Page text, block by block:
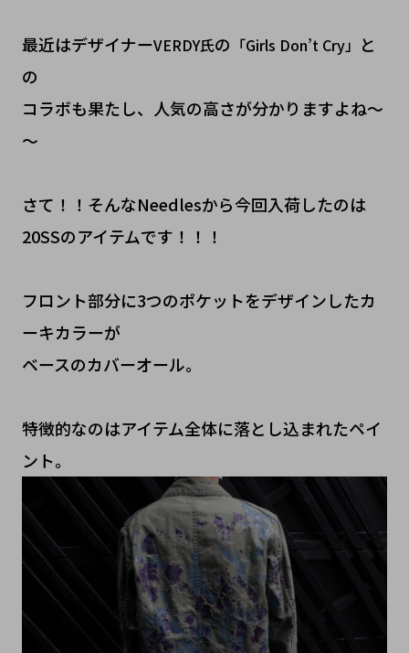
最近はデザイナーVERDY氏の 「Girls Don’t Cry」 と
の
コラボも果たし、人気の高さが分かりますよね～
～
さて！！そんなNeedlesから今回入荷したのは
20SSのアイテムです！！！
フロント部分に3つのポケットをデザインしたカ
ーキカラーが
ベースのカバーオール。
特徴的なのはアイテム全体に落とし込まれたペイ
ント。